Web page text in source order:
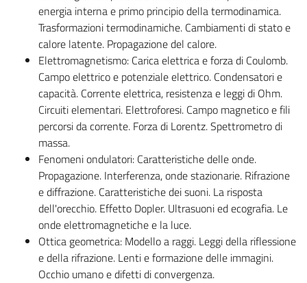
energia interna e primo principio della termodinamica.
Trasformazioni termodinamiche. Cambiamenti di stato e
calore latente. Propagazione del calore.
Elettromagnetismo: Carica elettrica e forza di Coulomb.
Campo elettrico e potenziale elettrico. Condensatori e
capacità. Corrente elettrica, resistenza e leggi di Ohm.
Circuiti elementari. Elettroforesi. Campo magnetico e fili
percorsi da corrente. Forza di Lorentz. Spettrometro di
massa.
Fenomeni ondulatori: Caratteristiche delle onde.
Propagazione. Interferenza, onde stazionarie. Rifrazione
e diffrazione. Caratteristiche dei suoni. La risposta
dell'orecchio. Effetto Dopler. Ultrasuoni ed ecografia. Le
onde elettromagnetiche e la luce.
Ottica geometrica: Modello a raggi. Leggi della riflessione
e della rifrazione. Lenti e formazione delle immagini.
Occhio umano e difetti di convergenza.